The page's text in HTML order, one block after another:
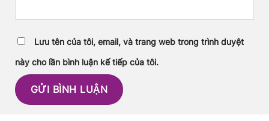
Lưu tên của tôi, email, và trang web trong trình duyệt
này cho lần bình luận kế tiếp của tôi.